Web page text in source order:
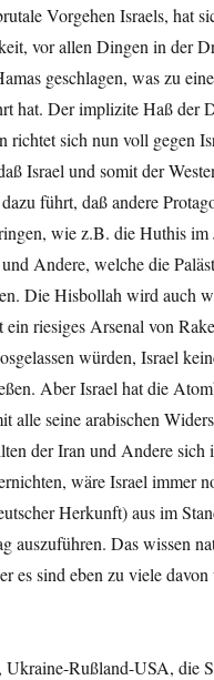
Vorgehen Israels, hat
vor allen Dingen in der
geschlagen, was zu
hat. Der implizite Haß der
richtet sich nun voll gegen
Israel und somit der
führt, daß andere
wie z.B. die Huthis im
Andere, welche die
Die Hisbollah wird auch
ein riesiges Arsenal von
würden, Israel
Aber Israel hat die
alle seine arabischen
der Iran und Andere sich
wäre Israel immer
Herkunft) aus im
auszuführen. Das wissen
es sind eben zu viele
Rußland-USA, die